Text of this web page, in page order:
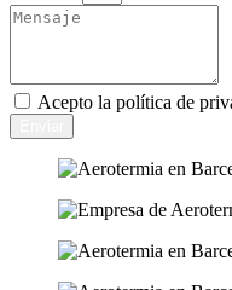
Acepto la política de